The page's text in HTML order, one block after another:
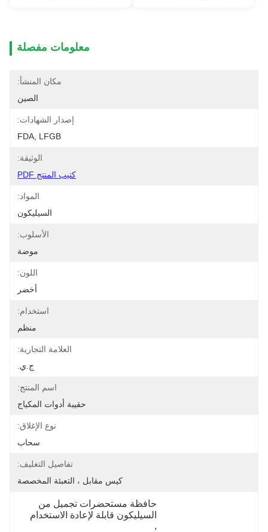
معلومات مفصلة
مكان المنشأ:
الصين
إصدار الشهادات:
FDA, LFGB
الوثيقة:
كتيب المنتج PDF
المواد:
السيليكون
الأسلوب:
موضة
اللون:
أخضر
استخدام:
منظم
العلامة التجارية:
ج.ي.
اسم المنتج:
حقيبة أدوات المكياج
نوع الإغلاق:
سحاب
تفاصيل التغليف:
كيس مقابل ، التعبئة المخصصة
حافظة مستحضرات تجميل من
السيليكون قابلة لإعادة الاستخدام
,